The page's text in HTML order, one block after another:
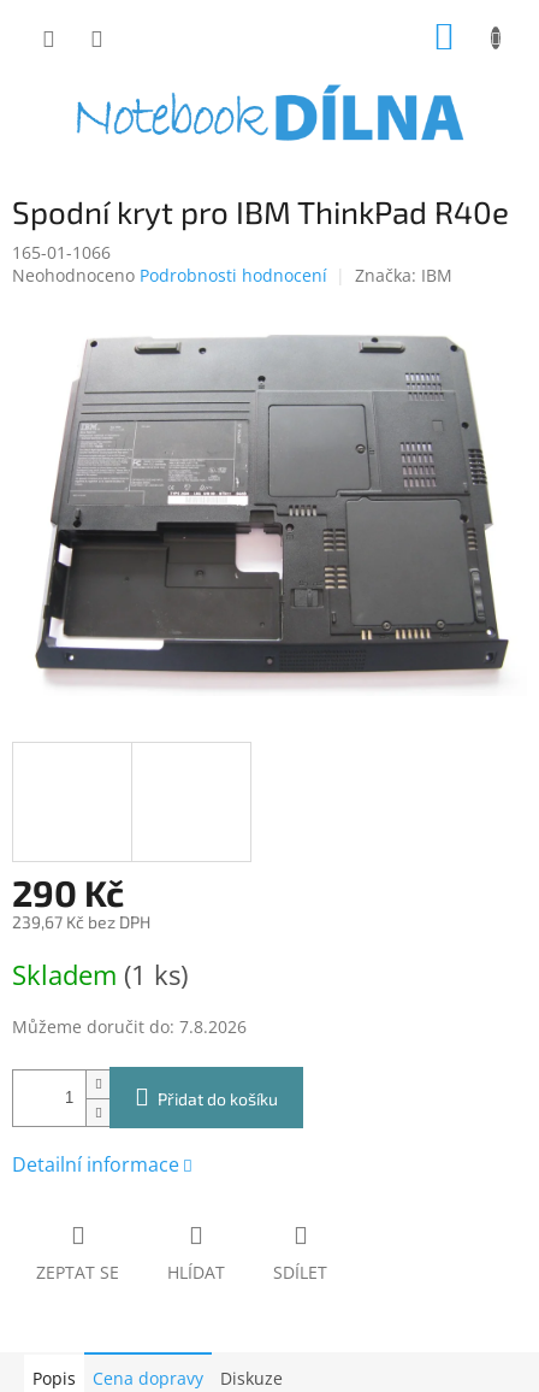
Spodní kryt pro IBM ThinkPad R40e
165-01-1066
Průměrné
hvězdiček.
Neohodnoceno Podrobnosti hodnocení Značka: IBM
290 Kč
239,67 Kč bez DPH
cena:
Skladem (1 ks)
Můžeme doručit do: 7.8.2026
Přidat do košíku
Detailní informace
ZEPTAT SE HLÍDAT SDÍLET
Popis Cena dopravy Diskuze